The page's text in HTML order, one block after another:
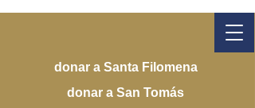
donar a Santa Filomena
donar a San Tomás